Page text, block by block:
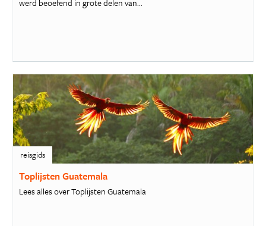
reisgids
Toplijsten Guatemala
Lees alles over Toplijsten Guatemala